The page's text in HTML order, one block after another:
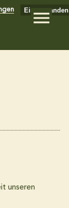
unseren
Einverstanden